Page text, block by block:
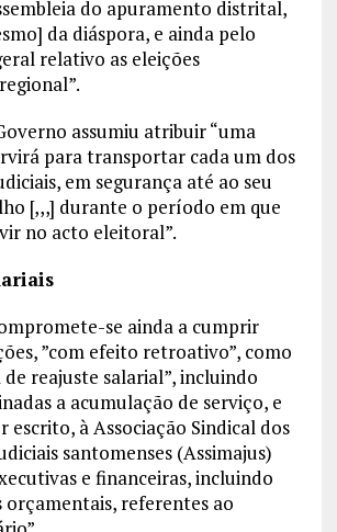
do apuramento distrital,
da diáspora, e ainda pelo
relativo as eleições
assumiu atribuir “uma
para transportar cada um dos
em segurança até ao seu
[,,,] durante o período em que
no acto eleitoral”.
se ainda a cumprir
”com efeito retroativo”, como
reajuste salarial”, incluindo
a acumulação de serviço, e
escrito, à Associação Sindical dos
santomenses (Assimajus)
e financeiras, incluindo
referentes ao